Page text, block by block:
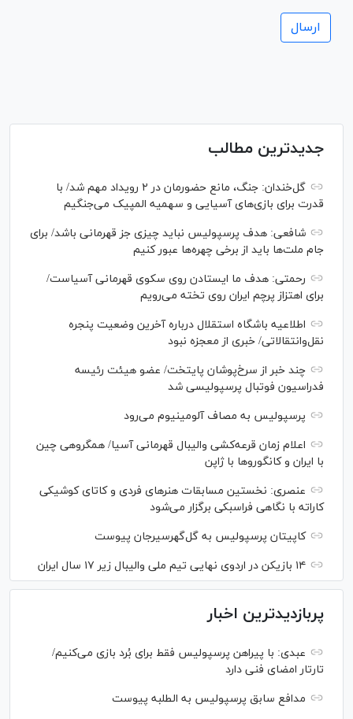
جدیدترین مطالب
گل‌خندان: جنگ، مانع حضورمان در ۲ رویداد مهم شد/ با
قدرت برای بازی‌های آسیایی و سهمیه المپیک می‌جنگیم
شافعی: هدف پرسپولیس نباید چیزی جز قهرمانی باشد/ برای
جام ملت‌ها باید از برخی چهره‌ها عبور کنیم
رحمتی: هدف ما ایستادن روی سکوی قهرمانی آسیاست/
برای اهتزاز پرچم ایران روی تخته می‌رویم
اطلاعیه باشگاه استقلال درباره آخرین وضعیت پنجره
نقل‌وانتقالاتی/ خبری از معجزه نبود
چند خبر از سرخ‌پوشان پایتخت/ عضو هیئت رئیسه
فدراسیون فوتبال پرسپولیسی شد
پرسپولیس به مصاف آلومینیوم می‌رود
اعلام زمان قرعه‌کشی والیبال قهرمانی آسیا/ همگروهی چین
با ایران و کانگورو‌ها با ژاپن
عنصری: نخستین مسابقات هنر‌های فردی و کاتای کوشیکی
کاراته با نگاهی فراسبکی برگزار می‌شود
کاپیتان پرسپولیس به گل‌گهرسیرجان پیوست
۱۴ بازیکن در اردوی نهایی تیم ملی والیبال زیر ۱۷ سال ایران
پربازدیدترین اخبار
عبدی: با پیراهن پرسپولیس فقط برای بُرد بازی می‌کنیم/
تارتار امضای فنی دارد
مدافع سابق پرسپولیس به الطلبه پیوست